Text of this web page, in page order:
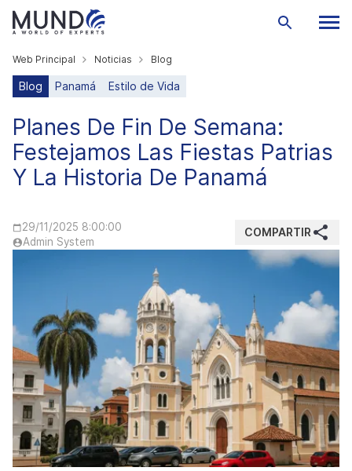
Web Principal Noticias Blog
Blog Panamá Estilo de Vida
Planes De Fin De Semana:
Festejamos Las Fiestas Patrias
Y La Historia De Panamá
29/11/2025 8:00:00
Admin System
COMPARTIR